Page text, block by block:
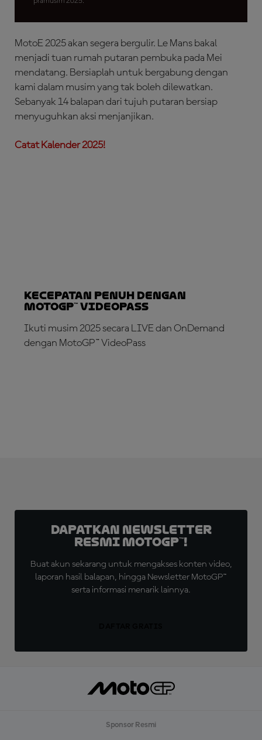
MotoE 2025 akan segera bergulir. Le Mans bakal
menjadi tuan rumah putaran pembuka pada Mei
mendatang. Bersiaplah untuk bergabung dengan
kami dalam musim yang tak boleh dilewatkan.
Sebanyak 14 balapan dari tujuh putaran bersiap
menyuguhkan aksi menjanjikan.
Catat Kalender 2025!
Kecepatan Penuh dengan
MotoGP™ VideoPass
Ikuti musim 2025 secara LIVE dan OnDemand
dengan MotoGP™ VideoPass
Dapatkan Newsletter
Resmi MotoGP™!
Buat akun sekarang untuk mengakses konten video,
laporan hasil balapan, hingga Newsletter MotoGP™
serta informasi menarik lainnya.
Sponsor Resmi